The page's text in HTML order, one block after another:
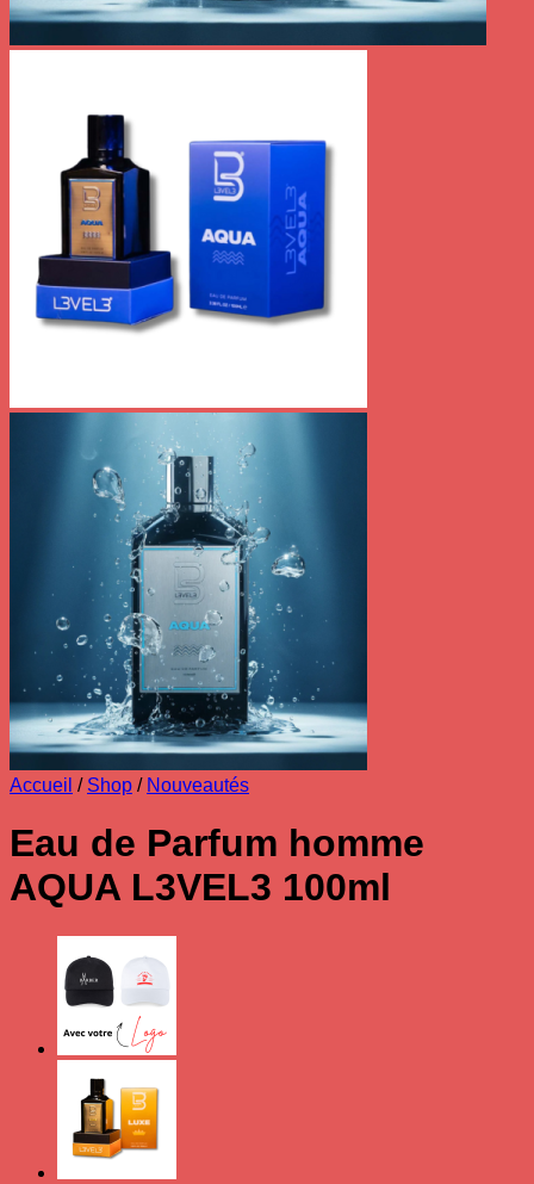
Accueil / Shop / Nouveautés
Eau de Parfum homme
AQUA L3VEL3 100ml